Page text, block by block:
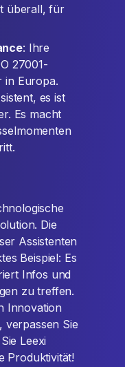
überall, für
: Ihre
27001-
Europa.
es ist
Es macht
Die
Assistenten
Beispiel: Es
Infos und
zu treffen.
Innovation
verpassen Sie
Leexi
Produktivität!